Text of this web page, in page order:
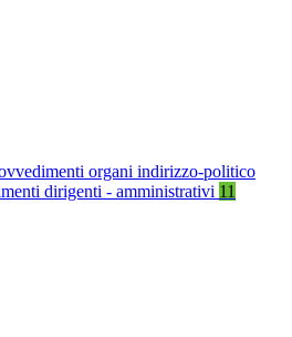
organi indirizzo-politico
dirigenti - amministrativi 11